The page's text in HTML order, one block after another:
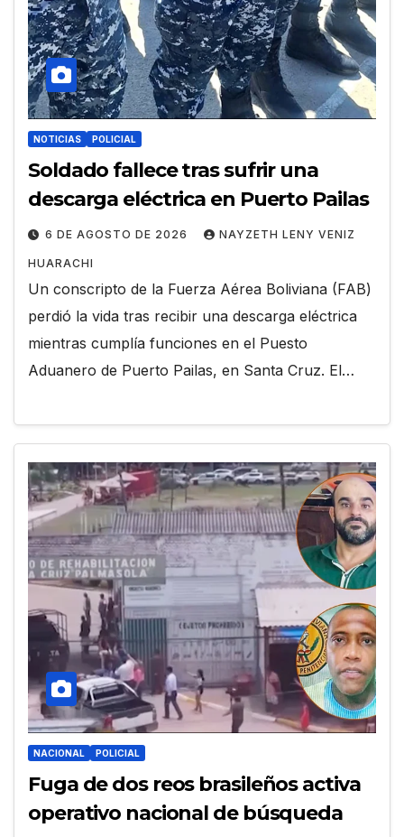
NOTICIAS POLICIAL
Soldado fallece tras sufrir una
descarga eléctrica en Puerto Pailas
6 DE AGOSTO DE 2026 NAYZETH LENY VENIZ
HUARACHI
Un conscripto de la Fuerza Aérea Boliviana (FAB)
perdió la vida tras recibir una descarga eléctrica
mientras cumplía funciones en el Puesto
Aduanero de Puerto Pailas, en Santa Cruz. El…
NACIONAL POLICIAL
Fuga de dos reos brasileños activa
operativo nacional de búsqueda